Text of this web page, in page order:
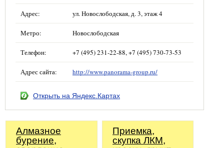
Адрес: ул. Новослободская, д. 3, этаж 4
Метро: Новослободская
Телефон: +7 (495) 231-22-88, +7 (495) 730-73-53
Адрес сайта: http://www.panorama-group.ru/
Открыть на Яндекс.Картах
Алмазное
бурение,
Приемка,
скупка ЛКМ,